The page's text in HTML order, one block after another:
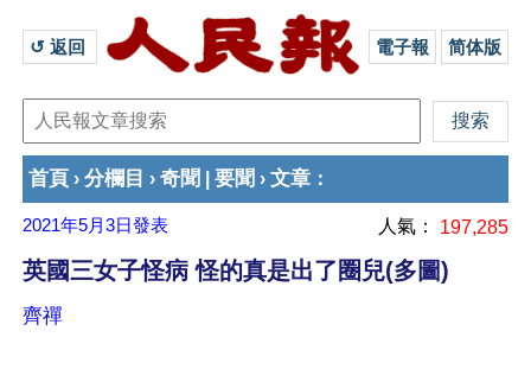
↺ 返回 電子報 简体版
首頁 › 分欄目 › 奇聞 要聞 › 文章 ：
2021年5月3日發表 人氣： 197,285
英國三女子怪病 怪的真是出了圈兒(多圖)
齊禪